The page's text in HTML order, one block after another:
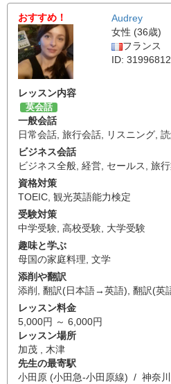
おすすめ！
Audrey
女性 (36歳)
フランス
ID: 31996812
レッスン内容
英会話
一般会話
日常会話 旅行会話 リスニング
ビジネス会話
ビジネス全般 経営 セールス
旅
資格対策
TOEIC 観光英語能力検定
受験対策
中学受験 高校受験 大学受験
趣味と学ぶ
母国の家庭料理 文学
添削や翻訳
添削
翻訳(日本語→英語) 翻訳(英
レッスン料金
5,000円 ～ 6,000円
レッスン場所
加茂 , 木津
先生の最寄駅
小田原 (小田急-小田原線) / 神奈